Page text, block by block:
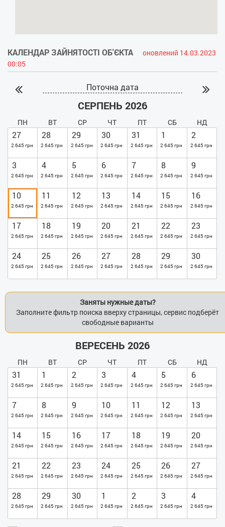
КАЛЕНДАР ЗАЙНЯТОСТІ ОБ'ЄКТА
оновлений 14.03.2023
00:05
Поточна дата
СЕРПЕНЬ 2026
ПН ВТ СР ЧТ ПТ СБ НД
27
2 645 грн
28
2 645 грн
29
2 645 грн
30
2 645 грн
31
2 645 грн
1
2 645 грн
2
2 645 грн
3
2 645 грн
4
2 645 грн
5
2 645 грн
6
2 645 грн
7
2 645 грн
8
2 645 грн
9
2 645 грн
10
2 645 грн
11
2 645 грн
12
2 645 грн
13
2 645 грн
14
2 645 грн
15
2 645 грн
16
2 645 грн
17
2 645 грн
18
2 645 грн
19
2 645 грн
20
2 645 грн
21
2 645 грн
22
2 645 грн
23
2 645 грн
24
2 645 грн
25
2 645 грн
26
2 645 грн
27
2 645 грн
28
2 645 грн
29
2 645 грн
30
2 645 грн
Заняты нужные даты?
Заполните фильтр поиска вверху страницы, сервис подберёт
свободные варианты
ВЕРЕСЕНЬ 2026
ПН ВТ СР ЧТ ПТ СБ НД
31
2 645 грн
1
2 645 грн
2
2 645 грн
3
2 645 грн
4
2 645 грн
5
2 645 грн
6
2 645 грн
7
2 645 грн
8
2 645 грн
9
2 645 грн
10
2 645 грн
11
2 645 грн
12
2 645 грн
13
2 645 грн
14
2 645 грн
15
2 645 грн
16
2 645 грн
17
2 645 грн
18
2 645 грн
19
2 645 грн
20
2 645 грн
21
2 645 грн
22
2 645 грн
23
2 645 грн
24
2 645 грн
25
2 645 грн
26
2 645 грн
27
2 645 грн
28
2 645 грн
29
2 645 грн
30
2 645 грн
1
2 645 грн
2
2 645 грн
3
2 645 грн
4
2 645 грн